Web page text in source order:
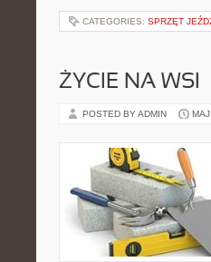
CATEGORIES: SPRZĘT
ŻYCIE NA WSI
POSTED BY ADMIN